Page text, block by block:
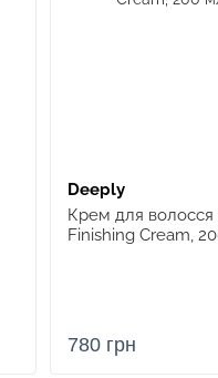
Deeply
Крем для
Finishing Cream,
780 грн